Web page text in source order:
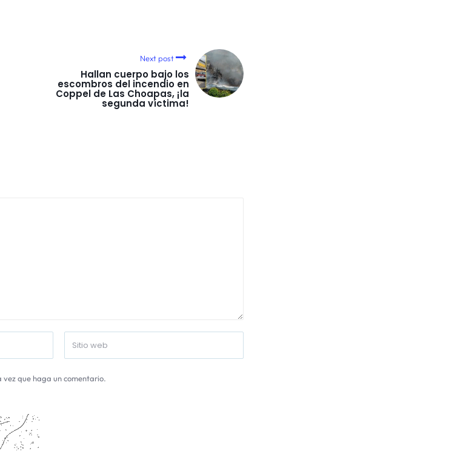
Next post
Hallan cuerpo bajo los
escombros del incendio en
Coppel de Las Choapas, ¡la
segunda víctima!
que haga un comentario.